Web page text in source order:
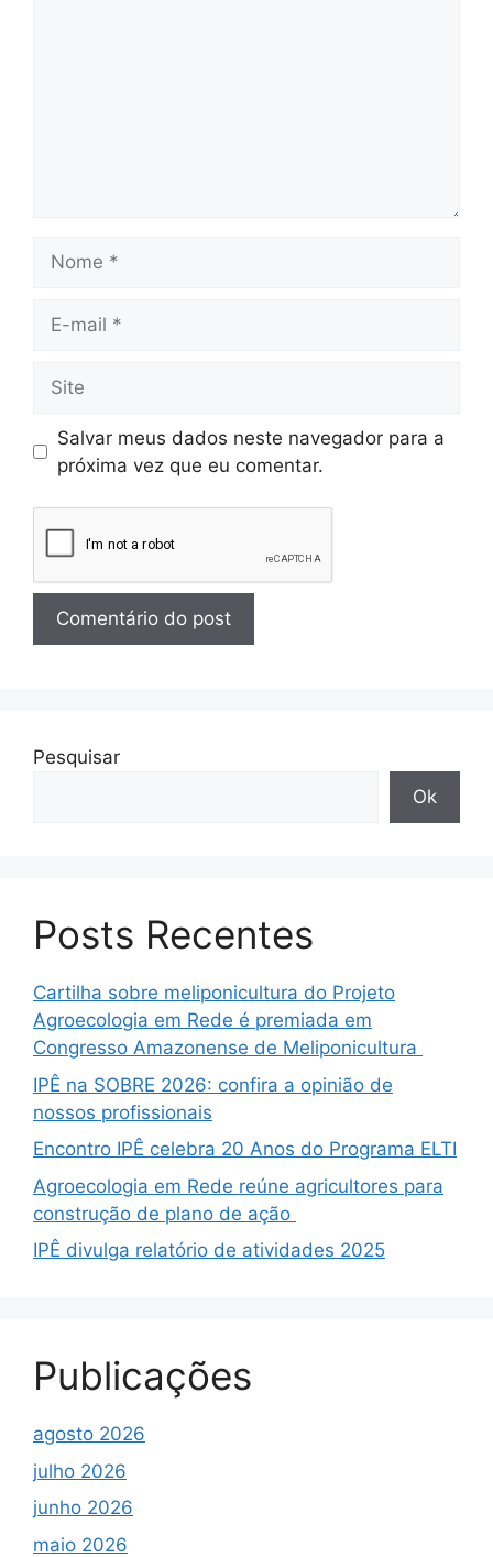
Salvar meus dados neste navegador para a
próxima vez que eu comentar.
Pesquisar
Ok
Posts Recentes
Cartilha sobre meliponicultura do Projeto
Agroecologia em Rede é premiada em
Congresso Amazonense de Meliponicultura
IPÊ na SOBRE 2026: confira a opinião de
nossos profissionais
Encontro IPÊ celebra 20 Anos do Programa ELTI
Agroecologia em Rede reúne agricultores para
construção de plano de ação
IPÊ divulga relatório de atividades 2025
Publicações
agosto 2026
julho 2026
junho 2026
maio 2026